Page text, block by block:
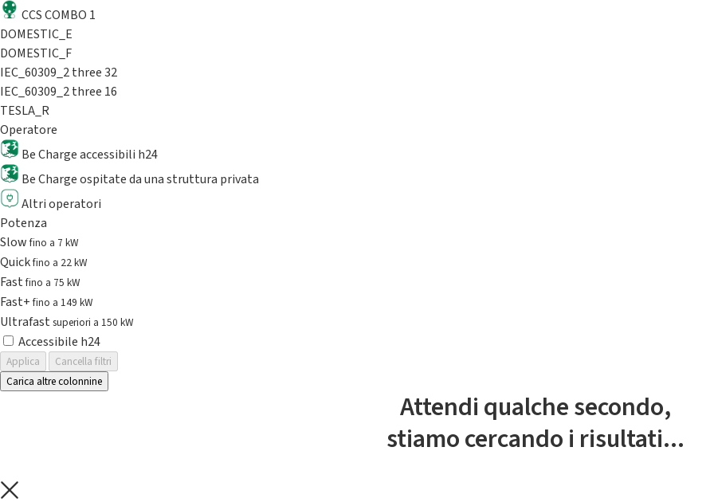
CCS COMBO 1
DOMESTIC_E
DOMESTIC_F
IEC_60309_2 three 32
IEC_60309_2 three 16
TESLA_R
Operatore
Be Charge accessibili h24
Be Charge ospitate da una struttura privata
Altri operatori
Potenza
Slowfino a 7 kW
Quickfino a 22 kW
Fastfino a 75 kW
Fast+fino a 149 kW
Ultrafast superiori a 150 kW
Accessibile h24
Applica
Cancella filtri
Carica altre colonnine
Attendi qualche secondo,
stiamo cercando i risultati...